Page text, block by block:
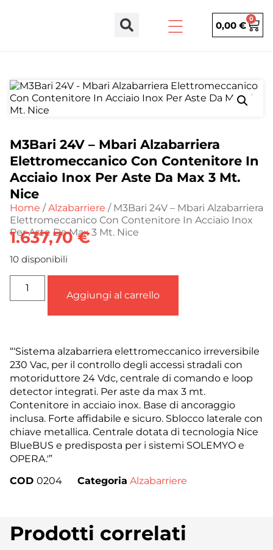
0,00 €
0
M3Bari 24V – Mbari Alzabarriera
Elettromeccanico Con Contenitore In
Acciaio Inox Per Aste Da Max 3 Mt.
Nice
Home /Alzabarriere / M3Bari 24V – Mbari Alzabarriera
Elettromeccanico Con Contenitore In Acciaio Inox
Per Aste Da Max 3 Mt. Nice
1.637,70€
10 disponibili
Aggiungi al carrello
“‘Sistema alzabarriera elettromeccanico irreversibile
230 Vac, per il controllo degli accessi stradali con
motoriduttore 24 Vdc, centrale di comando e loop
detector integrati. Per aste da max 3 mt.
Contenitore in acciaio inox. Base di ancoraggio
inclusa. Forte affidabile e sicuro. Sblocco laterale con
chiave metallica. Centrale dotata di tecnologia Nice
BlueBUS e predisposta per i sistemi SOLEMYO e
OPERA.'”
COD 0204 Categoria Alzabarriere
Prodotti correlati